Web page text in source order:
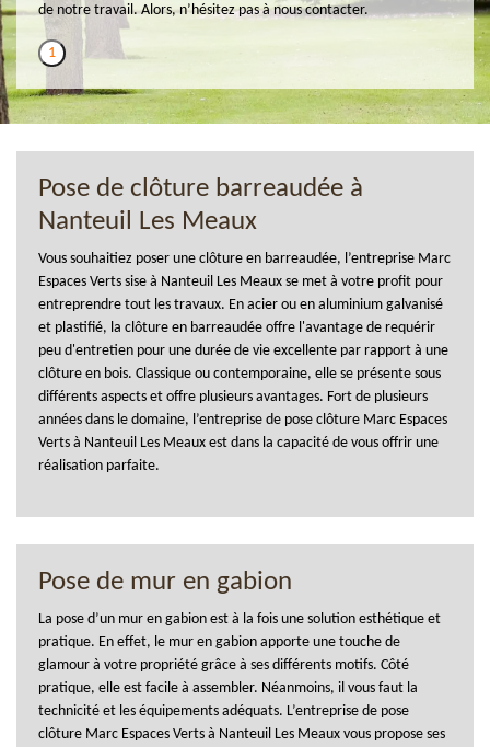
de notre travail. Alors, n’hésitez pas à nous contacter.
1
Pose de clôture barreaudée à
Nanteuil Les Meaux
Vous souhaitiez poser une clôture en barreaudée, l’entreprise Marc
Espaces Verts sise à Nanteuil Les Meaux se met à votre profit pour
entreprendre tout les travaux. En acier ou en aluminium galvanisé
et plastifié, la clôture en barreaudée offre l'avantage de requérir
peu d'entretien pour une durée de vie excellente par rapport à une
clôture en bois. Classique ou contemporaine, elle se présente sous
différents aspects et offre plusieurs avantages. Fort de plusieurs
années dans le domaine, l’entreprise de pose clôture Marc Espaces
Verts à Nanteuil Les Meaux est dans la capacité de vous offrir une
réalisation parfaite.
Pose de mur en gabion
La pose d’un mur en gabion est à la fois une solution esthétique et
pratique. En effet, le mur en gabion apporte une touche de
glamour à votre propriété grâce à ses différents motifs. Côté
pratique, elle est facile à assembler. Néanmoins, il vous faut la
technicité et les équipements adéquats. L’entreprise de pose
clôture Marc Espaces Verts à Nanteuil Les Meaux vous propose ses